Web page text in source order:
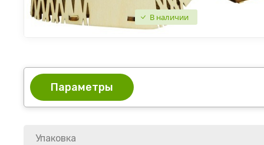
В наличии
Параметры
Упаковка